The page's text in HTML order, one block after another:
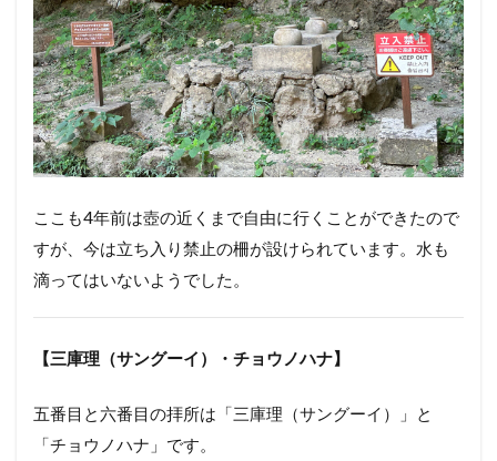
ここも4年前は壺の近くまで自由に行くことができたので
すが、今は立ち入り禁止の柵が設けられています。水も
滴ってはいないようでした。
【三庫理（サングーイ）・チョウノハナ】
五番目と六番目の拝所は「三庫理（サングーイ）」と
「チョウノハナ」です。